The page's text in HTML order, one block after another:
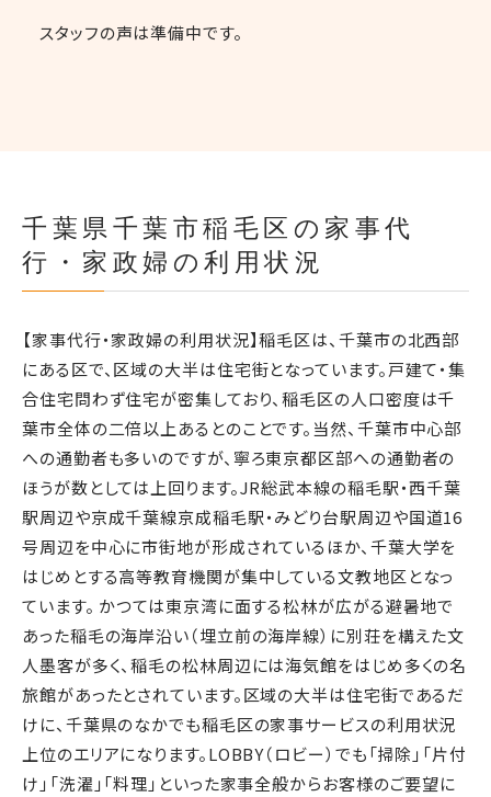
スタッフの声は準備中です。
千葉県千葉市稲毛区の家事代
行・家政婦の利用状況
【家事代行・家政婦の利用状況】稲毛区は、千葉市の北西部
にある区で、区域の大半は住宅街となっています。戸建て・集
合住宅問わず住宅が密集しており、稲毛区の人口密度は千
葉市全体の二倍以上あるとのことです。当然、千葉市中心部
への通勤者も多いのですが、寧ろ東京都区部への通勤者の
ほうが数としては上回ります。JR総武本線の稲毛駅・西千葉
駅周辺や京成千葉線京成稲毛駅・みどり台駅周辺や国道16
号周辺を中心に市街地が形成されているほか、千葉大学を
はじめとする高等教育機関が集中している文教地区となっ
ています。 かつては東京湾に面する松林が広がる避暑地で
あった稲毛の海岸沿い（埋立前の海岸線）に別荘を構えた文
人墨客が多く、稲毛の松林周辺には海気館をはじめ多くの名
旅館があったとされています。区域の大半は住宅街であるだ
けに、千葉県のなかでも稲毛区の家事サービスの利用状況
上位のエリアになります。LOBBY（ロビー）でも「掃除」「片付
け」「洗濯」「料理」といった家事全般からお客様のご要望に